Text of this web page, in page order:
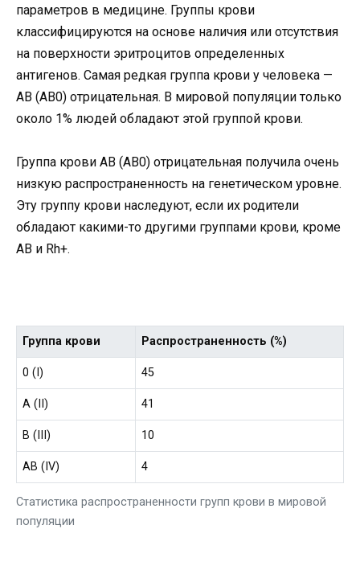
параметров в медицине. Группы крови
классифицируются на основе наличия или отсутствия
на поверхности эритроцитов определенных
антигенов. Самая редкая группа крови у человека —
AB (AB0) отрицательная. В мировой популяции только
около 1% людей обладают этой группой крови.
Группа крови AB (AB0) отрицательная получила очень
низкую распространенность на генетическом уровне.
Эту группу крови наследуют, если их родители
обладают какими-то другими группами крови, кроме
AB и Rh+.
Статистика распространенности групп крови в мировой
популяции
Группа крови Распространенность (%)
0 (I) 45
A (II) 41
B (III) 10
AB (IV) 4